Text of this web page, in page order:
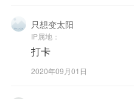
只想变太阳
IP属地：
打卡
2020年09月01日